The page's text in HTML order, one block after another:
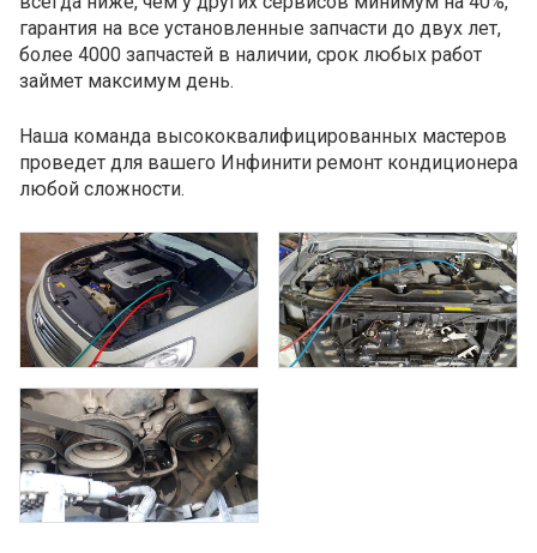
гарантия на все установленные запчасти до двух лет,
более 4000 запчастей в наличии, срок любых работ
займет максимум день.
Наша команда высококвалифицированных мастеров
проведет для вашего Инфинити ремонт кондиционера
любой сложности.